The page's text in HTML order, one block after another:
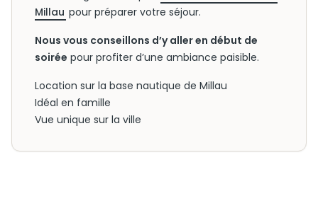
Millau pour préparer votre séjour.
Nous vous conseillons d’y aller en début de
soirée pour profiter d’une ambiance paisible.
Location sur la base nautique de Millau
Idéal en famille
Vue unique sur la ville